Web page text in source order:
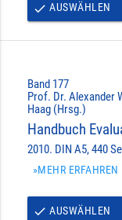
done AUSWÄHLEN
Band 177
Prof. Dr. Alexander
Haag (Hrsg.)
Handbuch
2010. DIN A5, 440
»MEHR
done AUSWÄHLEN